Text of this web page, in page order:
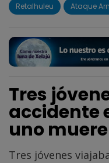
Retalhuleu Ataque
Tres
accidente
uno
Tres jóvenes